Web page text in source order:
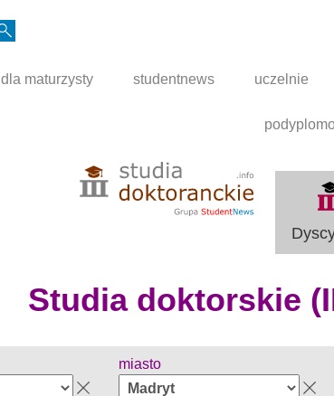
dla maturzysty studentnews uczelnie
Studia doktorskie
miasto